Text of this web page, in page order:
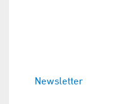
Newsletter